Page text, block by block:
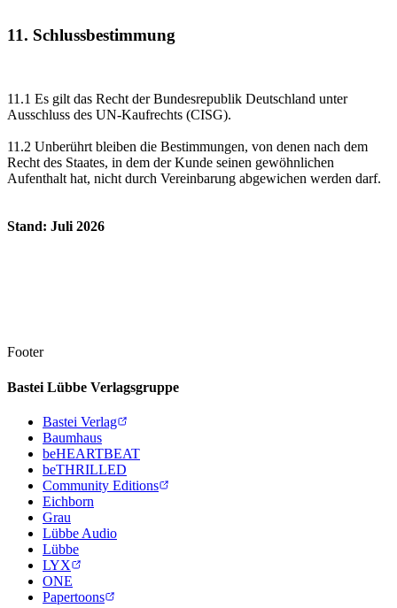
11. Schlussbestimmung
11.1 Es gilt das Recht der Bundesrepublik Deutschland unter
Ausschluss des UN-Kaufrechts (CISG).
11.2 Unberührt bleiben die Bestimmungen, von denen nach dem
Recht des Staates, in dem der Kunde seinen gewöhnlichen
Aufenthalt hat, nicht durch Vereinbarung abgewichen werden darf.
Stand: Juli 2026
Footer
Bastei Lübbe Verlagsgruppe
Bastei Verlag
Baumhaus
beHEARTBEAT
beTHRILLED
Community Editions
Eichborn
Grau
Lübbe Audio
Lübbe
LYX
ONE
Papertoons